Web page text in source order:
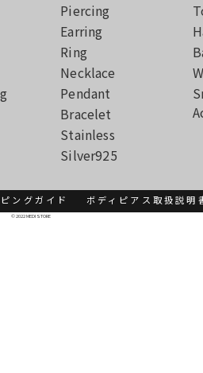
Piercing
Earring
Ring
Necklace
Pendant
Bracelet
Stainless
Silver925
ングガイド ボディピアス取扱説明
© 2022 MEDI STORE